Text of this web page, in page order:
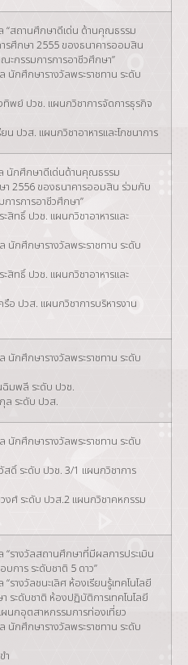
“สถานศึกษาดีเด่น ด้านคุณธรรม
รศึกษา 2555 ของธนาคารออมสิน
กรรมการการอาชีวศึกษา”
นักศึกษารางวัลพระราชทาน ระดับ
พย์ ปวช. แผนกวิชาการจัดการธุรกิจ
ปวส. แผนกวิชาอาหารและโภชนาการ
นักศึกษาดีเด่นด้านคุณธรรม
า 2556 ของธนาคารออมสิน ร่วมกับ
ารการอาชีวศึกษา”
สิทธิ์ ปวช. แผนกวิชาอาหารและ
นักศึกษารางวัลพระราชทาน ระดับ
สิทธิ์ ปวช. แผนกวิชาอาหารและ
อ ปวส. แผนกวิชาการบริหารงาน
นักศึกษารางวัลพระราชทาน ระดับ
มพลี ระดับ ปวช.
ล ระดับ ปวส.
นักศึกษารางวัลพระราชทาน ระดับ
สดิ์ ระดับ ปวช. 3/1 แผนกวิชาการ
งศ์ ระดับ ปวส.2 แผนกวิชาคหกรรม
“รางวัลสถานศึกษาที่มีผลการประเมิน
การ ระดับชาติ 5 ดาว”
รางวัลชนะเลิศ ห้องเรียนรู้เทคโนโลยี
ระดับชาติ ห้องปฏิบัติการเทคโนโลยี
นกอุตสาหกรรมการท่องเที่ยว
นักศึกษารางวัลพระราชทาน ระดับ
ำ